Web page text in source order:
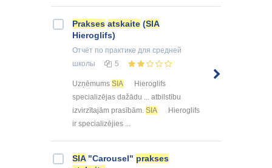
Prakses atskaite (SIA
Hieroglifs)
Отчёт по практике для средней
школы
5
Uzņēmums SIA
Hieroglifs
specializējas dažādu ... atbilstību
izvirzītajām prasībām. SIA
Hieroglifs
ir specializējies ...
SIA"Carousel" prakses